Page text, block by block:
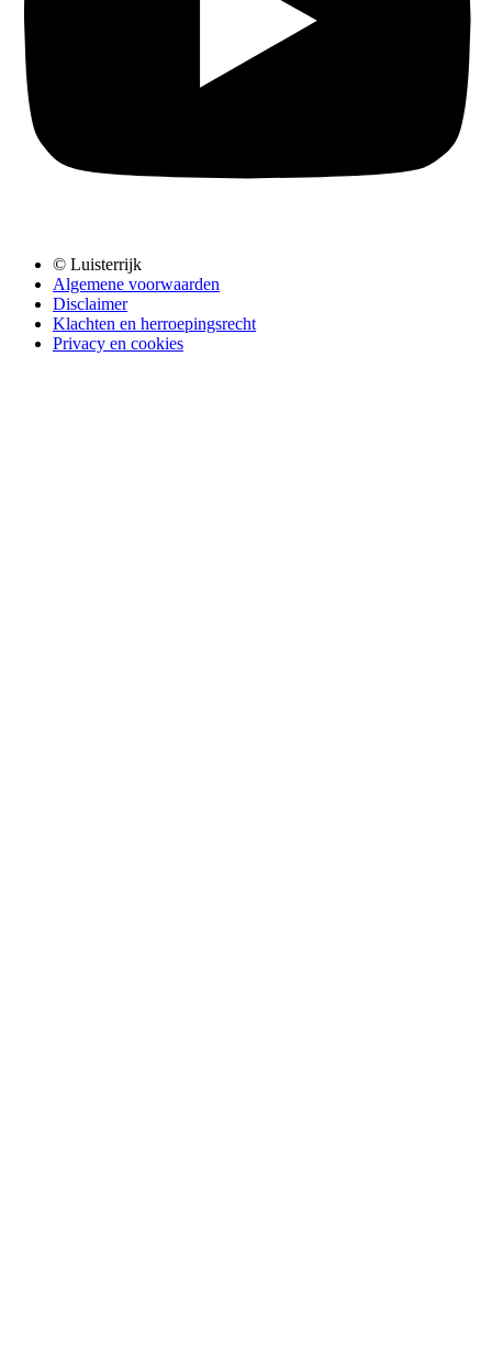
© Luisterrijk
Algemene voorwaarden
Disclaimer
Klachten en herroepingsrecht
Privacy en cookies